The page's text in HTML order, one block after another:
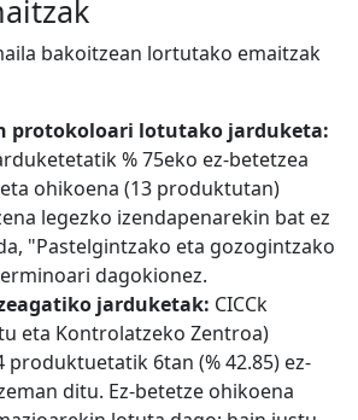
bakoitzean lortutako emaitzak
protokoloari lotutako jarduketa:
% 75eko ez-betetzea
ohikoena (13 produktutan)
legezko izendapenarekin bat ez
"Pastelgintzako eta gozogintzako
dagokionez.
jarduketak: CICCk
eta Kontrolatzeko Zentroa)
6tan (% 42.85) ez-
ditu. Ez-betetze ohikoena